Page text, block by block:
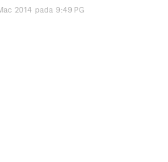
2014 pada 9:49 PG